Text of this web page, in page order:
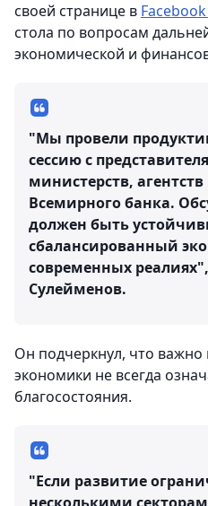
своей странице в Facebook
стола по вопросам
экономической и
"Мы провели
сессию с
министерств,
Всемирного банка.
должен быть
сбалансированный
современных
Сулейменов.
Он подчеркнул, что
экономики не всегда
благосостояния.
"Если развитие